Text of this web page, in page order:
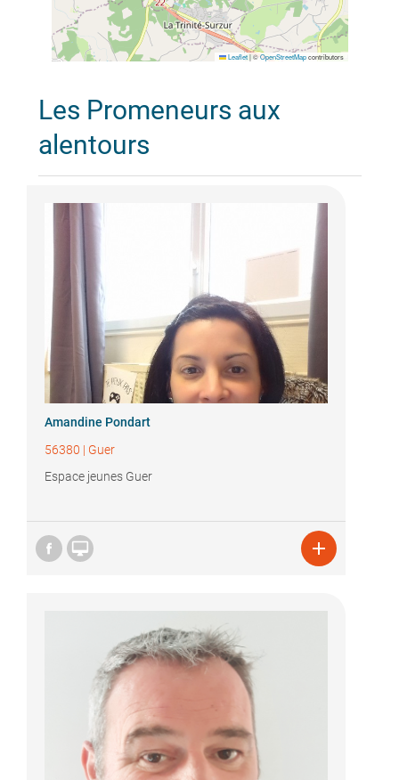
Leaflet |©OpenStreetMapcontributors
Les Promeneurs aux
alentours
Amandine Pondart
56380 | Guer
Espace jeunes Guer
 